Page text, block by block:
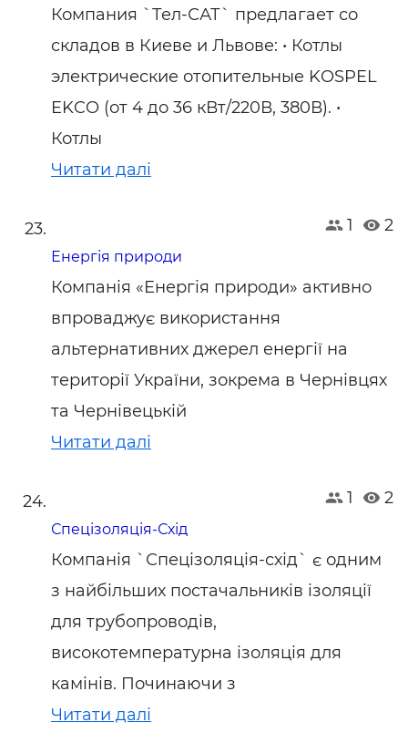
Компания `Тел-САТ` предлагает со
складов в Киеве и Львове: • Котлы
электрические отопительные KOSPEL
EKCO (от 4 до 36 кВт/220В, 380В). •
Котлы
Читати далі
1 2
Енергія природи
Компанія «Енергія природи» активно
впроваджує використання
альтернативних джерел енергії на
території України, зокрема в Чернівцях
та Чернівецькій
Читати далі
1 2
Спецізоляція-Схід
Компанія `Спецізоляція-схід` є одним
з найбільших постачальників ізоляції
для трубопроводів,
високотемпературна ізоляція для
камінів. Починаючи з
Читати далі